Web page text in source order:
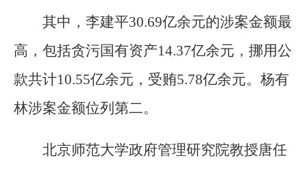
其中，李建平30.69亿余元的涉案金额最
高，包括贪污国有资产14.37亿余元，挪用公
款共计10.55亿余元，受贿5.78亿余元。杨有
林涉案金额位列第二。
北京师范大学政府管理研究院教授唐任